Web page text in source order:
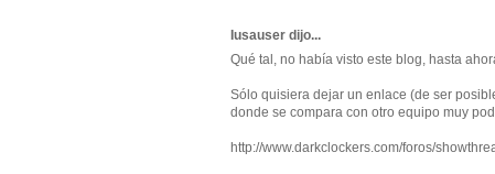
Iusauser dijo...
Qué tal, no había visto este blog, hasta
Sólo quisiera dejar un enlace (de ser
donde se compara con otro equipo muy
http://www.darkclockers.com/foros/